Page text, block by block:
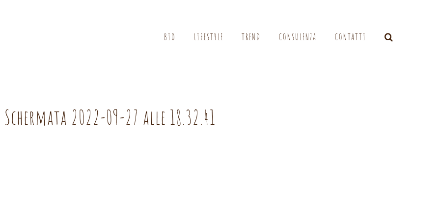
BIO LIFESTYLE TREND CONSULENZA CONTATTI
Schermata 2022-09-27 alle 18.32.41